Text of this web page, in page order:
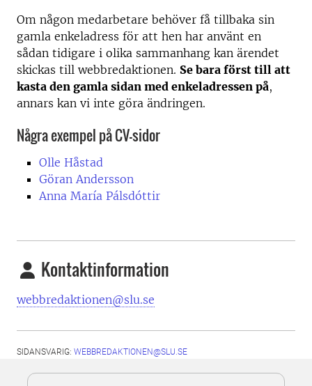
Om någon medarbetare behöver få tillbaka sin
gamla enkeladress för att hen har använt en
sådan tidigare i olika sammanhang kan ärendet
skickas till webbredaktionen. Se bara först till att
kasta den gamla sidan med enkeladressen på,
annars kan vi inte göra ändringen.
Några exempel på CV-sidor
Olle Håstad
Göran Andersson
Anna María Pálsdóttir
Kontaktinformation
webbredaktionen@slu.se
SIDANSVARIG: WEBBREDAKTIONEN@SLU.SE